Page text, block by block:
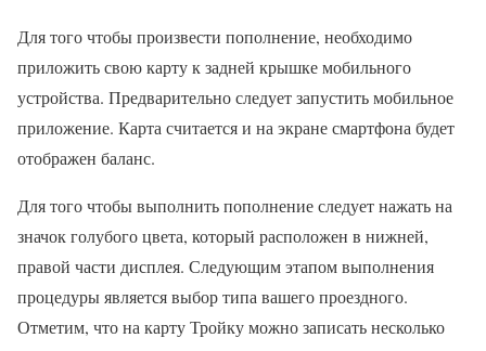
Для того чтобы произвести пополнение, необходимо
приложить свою карту к задней крышке мобильного
устройства. Предварительно следует запустить мобильное
приложение. Карта считается и на экране смартфона будет
отображен баланс.
Для того чтобы выполнить пополнение следует нажать на
значок голубого цвета, который расположен в нижней,
правой части дисплея. Следующим этапом выполнения
процедуры является выбор типа вашего проездного.
Отметим, что на карту Тройку можно записать несколько